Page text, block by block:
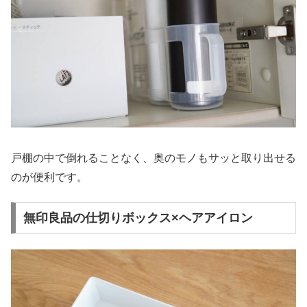
戸棚の中で倒れることなく、奥のモノもサッと取り出せる
のが便利です。
無印良品の仕切りボックス×ヘアアイロン